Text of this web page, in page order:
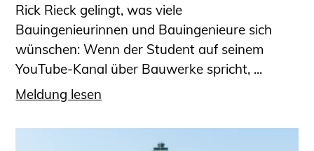
Rick Rieck gelingt, was viele
Bauingenieurinnen und Bauingenieure sich
wünschen: Wenn der Student auf seinem
YouTube-Kanal über Bauwerke spricht, ...
Meldung lesen